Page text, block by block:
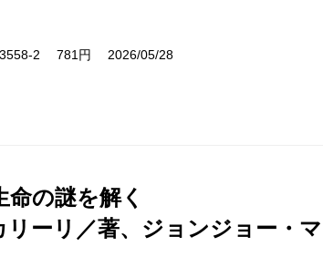
2 781円 2026/05/28
命の謎を解く
リーリ／著、ジョンジョー・